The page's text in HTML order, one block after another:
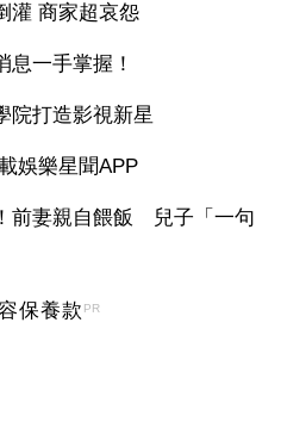
灌 商家超哀怨
一手掌握！
院打造影視新星
娛樂星聞APP
前妻親自餵飯 兒子「一句
保養款 PR